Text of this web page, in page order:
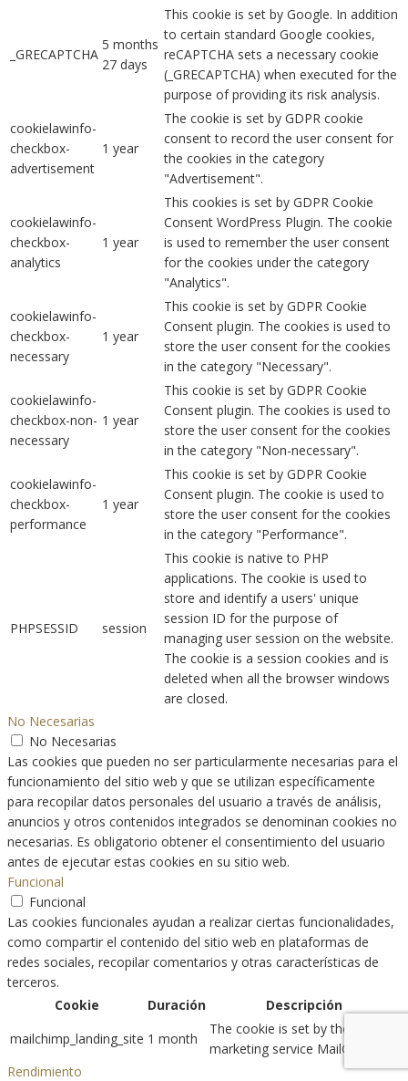
_GRECAPTCHA
5 months
27 days
This cookie is set by Google. In addition
to certain standard Google cookies,
reCAPTCHA sets a necessary cookie
(_GRECAPTCHA) when executed for the
purpose of providing its risk analysis.
cookielawinfo-
checkbox-
advertisement
1 year
The cookie is set by GDPR cookie
consent to record the user consent for
the cookies in the category
"Advertisement".
cookielawinfo-
checkbox-
analytics
1 year
This cookies is set by GDPR Cookie
Consent WordPress Plugin. The cookie
is used to remember the user consent
for the cookies under the category
"Analytics".
cookielawinfo-
checkbox-
necessary
1 year
This cookie is set by GDPR Cookie
Consent plugin. The cookies is used to
store the user consent for the cookies
in the category "Necessary".
cookielawinfo-
checkbox-non-
necessary
1 year
This cookie is set by GDPR Cookie
Consent plugin. The cookies is used to
store the user consent for the cookies
in the category "Non-necessary".
cookielawinfo-
checkbox-
performance
1 year
This cookie is set by GDPR Cookie
Consent plugin. The cookie is used to
store the user consent for the cookies
in the category "Performance".
PHPSESSID session
This cookie is native to PHP
applications. The cookie is used to
store and identify a users' unique
session ID for the purpose of
managing user session on the website.
The cookie is a session cookies and is
deleted when all the browser windows
are closed.
No Necesarias
No Necesarias
Las cookies que pueden no ser particularmente necesarias para el
funcionamiento del sitio web y que se utilizan específicamente
para recopilar datos personales del usuario a través de análisis,
anuncios y otros contenidos integrados se denominan cookies no
necesarias. Es obligatorio obtener el consentimiento del usuario
antes de ejecutar estas cookies en su sitio web.
Funcional
Funcional
Las cookies funcionales ayudan a realizar ciertas funcionalidades,
como compartir el contenido del sitio web en plataformas de
redes sociales, recopilar comentarios y otras características de
terceros.
Cookie
Duración
Descripción
mailchimp_landing_site 1 month
The cookie is set by the email
marketing service MailChimp.
Rendimiento